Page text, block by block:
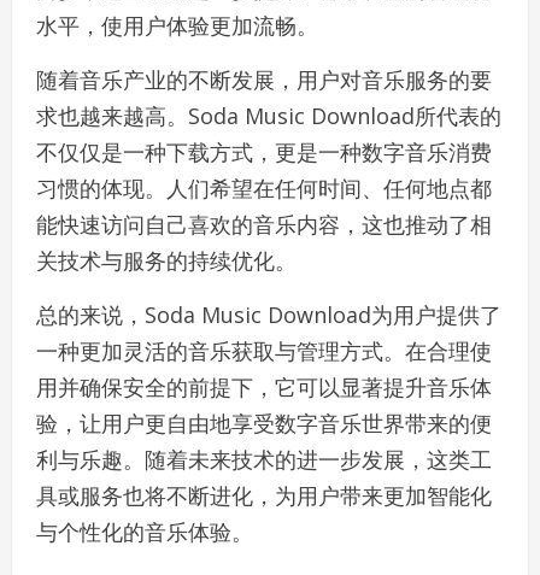
水平，使用户体验更加流畅。
随着音乐产业的不断发展，用户对音乐服务的要
求也越来越高。Soda Music Download所代表的
不仅仅是一种下载方式，更是一种数字音乐消费
习惯的体现。人们希望在任何时间、任何地点都
能快速访问自己喜欢的音乐内容，这也推动了相
关技术与服务的持续优化。
总的来说，Soda Music Download为用户提供了
一种更加灵活的音乐获取与管理方式。在合理使
用并确保安全的前提下，它可以显著提升音乐体
验，让用户更自由地享受数字音乐世界带来的便
利与乐趣。随着未来技术的进一步发展，这类工
具或服务也将不断进化，为用户带来更加智能化
与个性化的音乐体验。